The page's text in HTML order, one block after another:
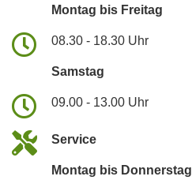
Montag bis Freitag
08.30 - 18.30 Uhr
Samstag
09.00 - 13.00 Uhr
Service
Montag bis Donnerstag